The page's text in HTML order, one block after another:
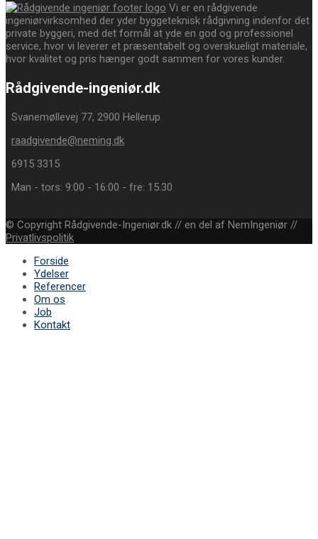
Vi er en rådgivende
ingeniørvirksomhed der yder byggeteknisk rådgivning indenfor det
private byggeri, med det formål at yde en god og professionel
service, hvor vi leverer et præsentabelt og overskueligt materiale,
hvor kvalitet og pris hænger godt sammen for vores kunder.
Rådgivende-ingeniør.dk
Svanemøllevej 77, 2900 Hellerup
raadgivende@neming.dk
6915 3315
Man - tors: 9:00 - 16:00 - fre: 15.30
© Copyright Rådgivende-Ingeniør.dk // en del af NemIngeniør //
Privatlivspolitik
Forside
Ydelser
Referencer
Om os
Job
Kontakt